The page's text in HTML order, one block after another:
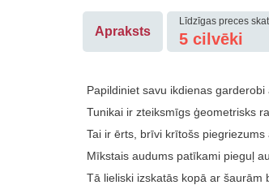
Apraksts
Līdzīgas preces
5 cilvēki
Papildiniet savu ikdienas garderobi
Tunikai ir zteiksmīgs ģeometrisks
Tai ir ērts, brīvi krītošs
Mīkstais audums patīkami pieguļ
Tā lieliski izskatās kopā ar šaurām